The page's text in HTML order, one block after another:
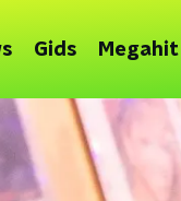
Gids Megahit